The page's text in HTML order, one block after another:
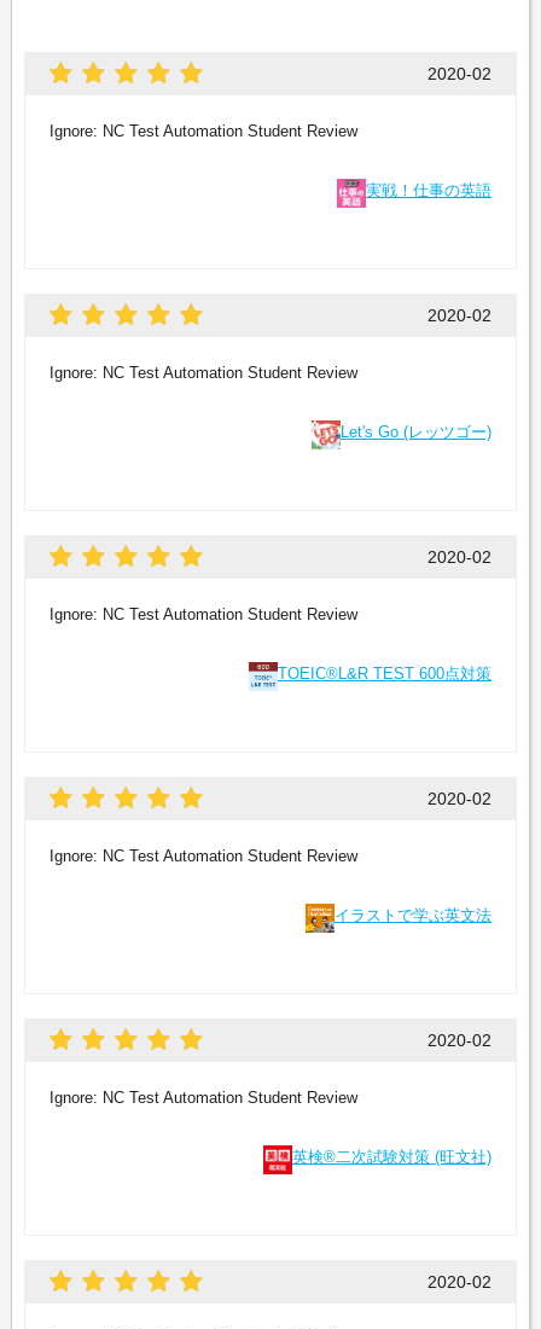
2020-02
Ignore: NC Test Automation Student Review
実戦！仕事の英語
2020-02
Ignore: NC Test Automation Student Review
Let's Go (レッツゴー)
2020-02
Ignore: NC Test Automation Student Review
TOEIC®L&R TEST 600点対策
2020-02
Ignore: NC Test Automation Student Review
イラストで学ぶ英文法
2020-02
Ignore: NC Test Automation Student Review
英検®二次試験対策 (旺文社)
2020-02